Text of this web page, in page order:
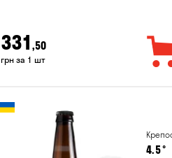
331 ,50
грн за 1 шт
4.5°